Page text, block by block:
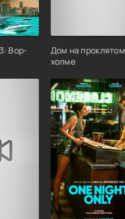
Вор-
Дом на проклятом
холме